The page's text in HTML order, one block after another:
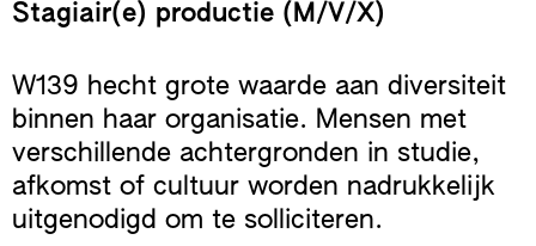
Stagiair(e) productie (M/V/X)
W139 hecht grote waarde aan diversiteit
binnen haar organisatie. Mensen met
verschillende achtergronden in studie,
afkomst of cultuur worden nadrukkelijk
uitgenodigd om te solliciteren.